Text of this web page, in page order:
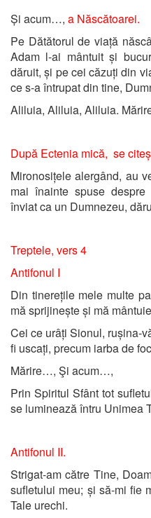
Și acum…, a Născătoarei.
Pe Dătătorul de viață
Adam l-ai mântuit și
dăruit, și pe cei căzuți din
ce s-a întrupat din tine,
Aliluia, Aliluia, Aliluia.
După Ectenia mică, se
Mironosițele alergând, au
mai înainte spuse
înviat ca un Dumnezeu,
Treptele, vers 4
Antifonul I
Din tinerețile mele multe
mă sprijinește și mă
Cei ce urâți Sionul, rușina-
fi uscați, precum iarba de
Mărire…, Şi acum…,
Prin Spiritul Sfânt tot
se luminează întru Unimea
Antifonul II.
Strigat-am către Tine,
sufletului meu; și să-mi fie
Tale urechi.